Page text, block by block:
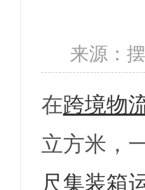
来源：
在跨境物
立方米，
尺集装箱